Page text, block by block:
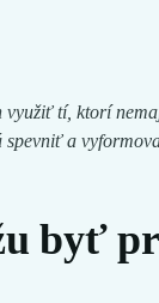
využiť tí, ktorí
a
byť